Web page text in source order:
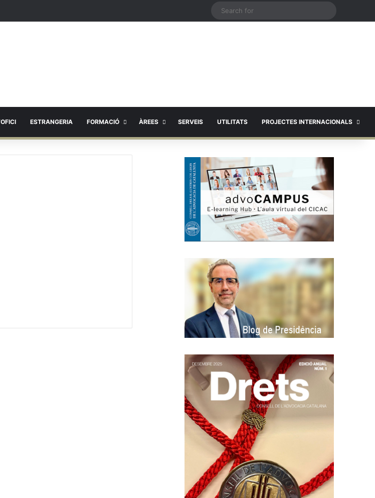
ESTRANGERIA FORMACIÓ ÀREES SERVEIS UTILITATS PROJECTES INTERNACIONALS